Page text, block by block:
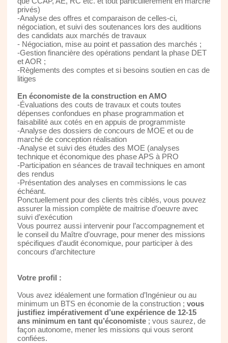
privés)
-Analyse des offres et comparaison de celles-ci,
négociation, et suivi des soutenances lors des auditions
des candidats aux marchés de travaux
- Négociation, mise au point et passation des marchés ;
-Gestion financière des opérations pendant la phase DET
et AOR ;
-Règlements des comptes et si besoins soutien en cas de
litiges
En économiste de la construction en AMO
-Évaluations des couts de travaux et couts toutes
dépenses confondues en phase programmation et
faisabilité aux cotés en en appuis de programmiste
-Analyse des dossiers de concours de MOE et ou de
marché de conception réalisation
-Analyse et suivi des études des MOE (analyses
technique et économique des phase APS à PRO
-Participation en séances de travail techniques en amont
des rendus
-Présentation des analyses en commissions le cas
échéant.
Ponctuellement pour des clients très ciblés, vous pouvez
assurer la mission complète de maitrise d’oeuvre avec
suivi d’exécution
Vous pourrez aussi intervenir pour l’accompagnement et
le conseil du Maître d’ouvrage, pour mener des missions
spécifiques d’audit économique, pour participer à des
concours d’architecture
Votre profil :
Vous avez idéalement une formation d’Ingénieur ou au
minimum un BTS en économie de la construction ; vous
justifiez impérativement d’une expérience de 12-15
ans minimum en tant qu’économiste; vous saurez, de
façon autonome, mener les missions qui vous seront
confiées.